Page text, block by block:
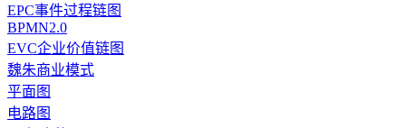
EPC事件过程链图
BPMN2.0
EVC企业价值链图
魏朱商业模式
平面图
电路图